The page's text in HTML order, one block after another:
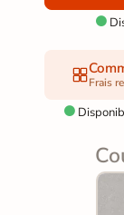

Frais
